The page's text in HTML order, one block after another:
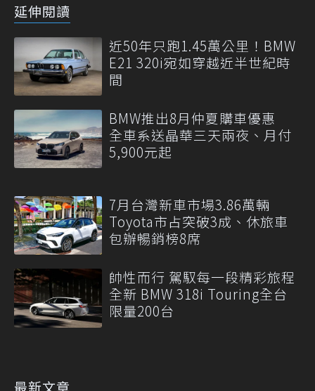
延伸閱讀
近50年只跑1.45萬公里！BMW
E21 320i宛如穿越近半世紀時
間
BMW推出8月仲夏購車優惠
全車系送晶華三天兩夜、月付
5,900元起
7月台灣新車市場3.86萬輛
Toyota市占突破3成、休旅車
包辦暢銷榜8席
帥性而行 駕馭每一段精彩旅程
全新 BMW 318i Touring全台
限量200台
最新文章